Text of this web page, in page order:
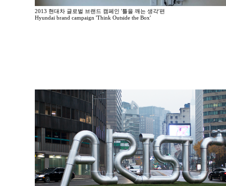
2013 현대차 글로벌 브랜드 캠페인 '틀을 깨는 생각'편
Hyundai brand campaign 'Think Outside the Box'